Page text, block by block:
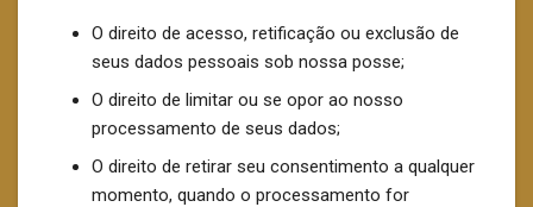
O direito de acesso, retificação ou exclusão de
seus dados pessoais sob nossa posse;
O direito de limitar ou se opor ao nosso
processamento de seus dados;
O direito de retirar seu consentimento a qualquer
momento, quando o processamento for